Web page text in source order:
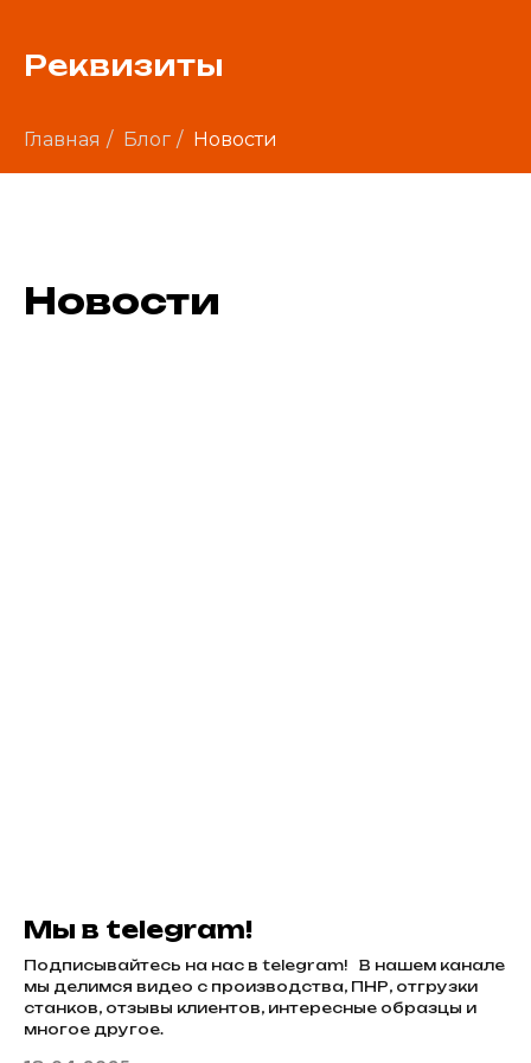
Реквизиты
Главная / Блог / Новости
Новости
Мы в telegram!
Подписывайтесь на нас в telegram! В нашем канале
мы делимся видео с производства, ПНР, отгрузки
станков, отзывы клиентов, интересные образцы и
многое другое.